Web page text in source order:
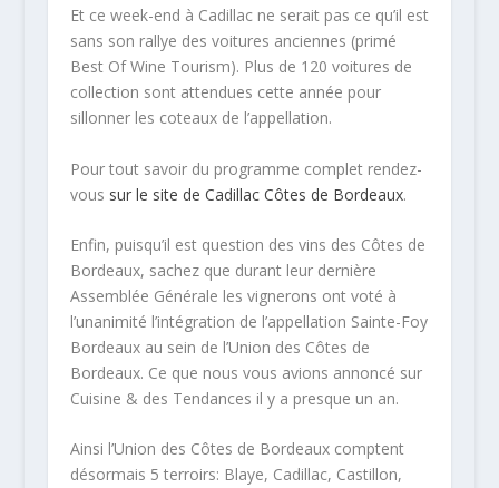
Et ce week-end à Cadillac ne serait pas ce qu’il est
sans son rallye des voitures anciennes (primé
Best Of Wine Tourism). Plus de 120 voitures de
collection sont attendues cette année pour
sillonner les coteaux de l’appellation.
Pour tout savoir du programme complet rendez-
vous sur le site de Cadillac Côtes de Bordeaux.
Enfin, puisqu’il est question des vins des Côtes de
Bordeaux, sachez que durant leur dernière
Assemblée Générale les vignerons ont voté à
l’unanimité l’intégration de l’appellation Sainte-Foy
Bordeaux au sein de l’Union des Côtes de
Bordeaux. Ce que nous vous avions annoncé sur
Cuisine & des Tendances il y a presque un an.
Ainsi l’Union des Côtes de Bordeaux comptent
désormais 5 terroirs: Blaye, Cadillac, Castillon,